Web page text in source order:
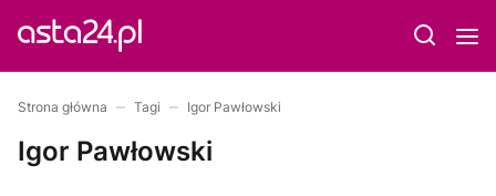
Strona główna Tagi Igor Pawłowski
Igor Pawłowski